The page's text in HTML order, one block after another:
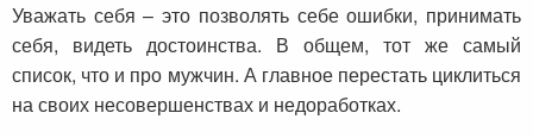
Уважать себя – это позволять себе ошибки, принимать
себя, видеть достоинства. В общем, тот же самый
список, что и про мужчин. А главное перестать циклиться
на своих несовершенствах и недоработках.